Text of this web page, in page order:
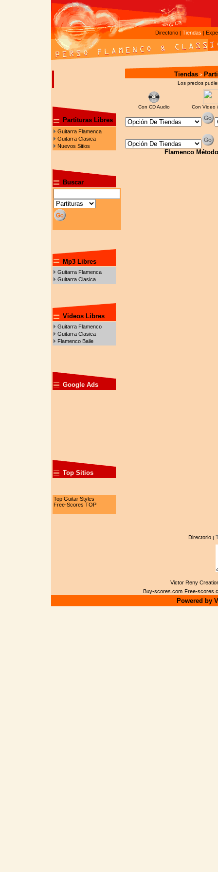
Directorio | Tiendas |
Partituras Libres
Guitarra Flamenca
Guitarra Clasica
Nuevos Sitios
Buscar
Mp3 Libres
Guitarra Flamenca
Guitarra Clasica
Videos Libres
Guitarra Flamenco
Guitarra Clasica
Flamenco Baile
Google Ads
Top Sitios
Top Guitar Styles
Free-Scores TOP
Tiendas>
Los precios
Con CD Audio Con Video
Flamenco
Directorio|
Victor Reny
Buy-scores.com Free-
Powered by